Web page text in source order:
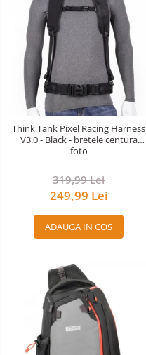
Think Tank Pixel Racing Harness
V3.0 - Black - bretele centura
foto
319,99 Lei
249,99 Lei
ADAUGA IN COS